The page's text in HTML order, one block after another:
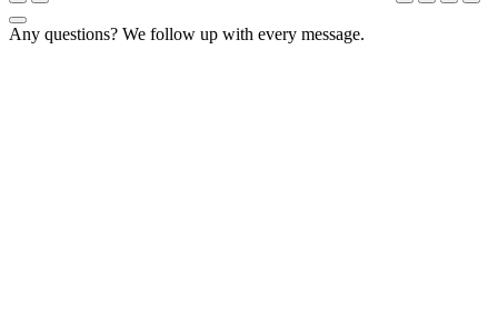
Any questions? We follow up with every message.